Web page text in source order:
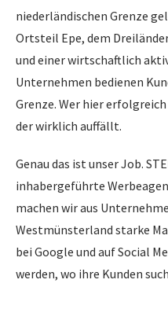
niederländischen Grenze
Ortsteil Epe, dem
und einer wirtschaftlich
Unternehmen bedienen
Grenze. Wer hier
der wirklich auffällt.
Genau das ist unser Job.
inhabergeführte
machen wir aus
Westmünsterland starke
bei Google und auf Social
werden, wo ihre Kunden